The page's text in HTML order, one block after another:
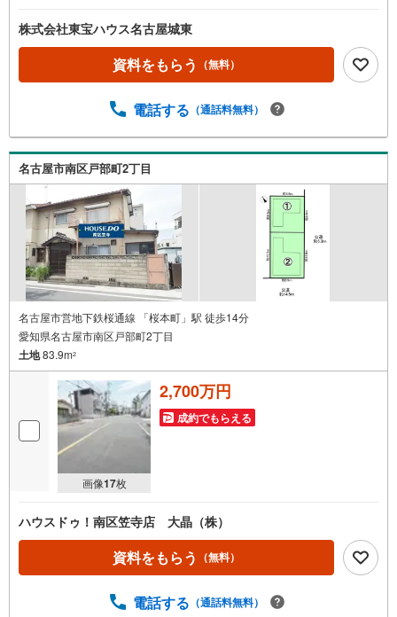
（2）本日～4日以内をご希望の方は「ご要望・ご質問欄」
に希望日時をご記入ください！《東宝ハウス名古屋城東の
こだわり》スタッフ一同、すべてのお客様に対して、自分
の家族や仲の良い友人に対するときと同じ気持ちで接客さ
と出会い、住宅ローンやその他のサービスの内容にもご満
だきます。私たちが携わる不動産ビジネスでは安全で安心
な取引を実現することはプロとしての使命です。営業スタ
ッフを管理職が常にサポートする体制で、ダブルチェック
はもちろん何度も報告と確認を繰り返し、取引の安全性を
追求しています。ご覧いただきありがとうございます！
株式会社東宝ハウス名古屋城東
資料をもらう （無料）
電話する （通話料無料）
名古屋市南区戸部町2丁目
名古屋市営地下鉄桜通線 「桜本町」駅 徒歩14分
愛知県名古屋市南区戸部町2丁目
土地83.9m2
画像17枚
2,700万円
成約でもらえる
ハウスドゥ！南区笠寺店 大晶（株）
資料をもらう （無料）
電話する （通話料無料）